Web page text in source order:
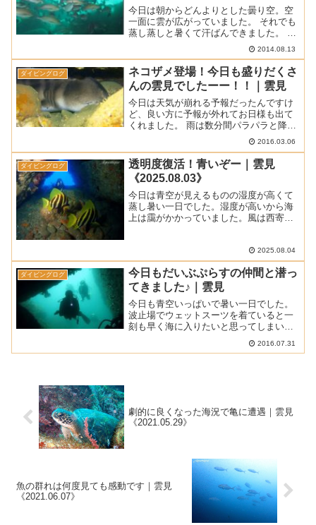
今日は朝からどんよりとした曇り空。空
一面に雲が広がっていました。 それでも
蒸し蒸しと暑くて汗ばんできました。 午
後からは晴れ間も出てきて一気にテンシ
ョンもアップ。 水の中も明るくなってく
れました。 ■ 天気 ： 曇りのち晴れ ■ 気
温 ： ...
2014.08.13
ダイビングログ
ネコザメ登場！今日も盛りだくさ
んの雲見でしたーー！！｜雲見
今日は天気が崩れる予報だったんですけ
ど、良い方に予報が外れてお日様も出て
くれました。 雨は数分間パラパラと降っ
たくらい。気温も上がって過ごしやすい
一日でした。 海は引き続きベタ凪。絶好
のコンディションが続いています！！ ■
天気 ： 晴れ一...
2016.03.06
ダイビングログ
透明度復活！青いぞー｜雲見
《2025.08.03》
今日は青空が見えるものの湿度が高くて
蒸し暑い一日でした。湿度が高いから海
上は靄がかかっていました。風は西寄り
気 ： 晴れ■ 気 温 ： 33.1℃ (松崎
町アメダスによ...
2025.08.04
ダイビングログ
今日もだいぶぷらすの仲間と潜っ
てきました♪｜雲見
今日も青空いっぱいで暑い一日でした。
波止場でウェットスーツを着ていると一
刻も早く海に入りたいと思ってしまいま
すね。 そうそう、水分をいっぱい摂って
くれぐれも脱水症にならないように注意
2016.07.31
劇的に良くなった海況で亀に遭遇｜雲見
《2021.05.29》
魚の群れは何度見ても感動です｜雲見
《2021.06.07》